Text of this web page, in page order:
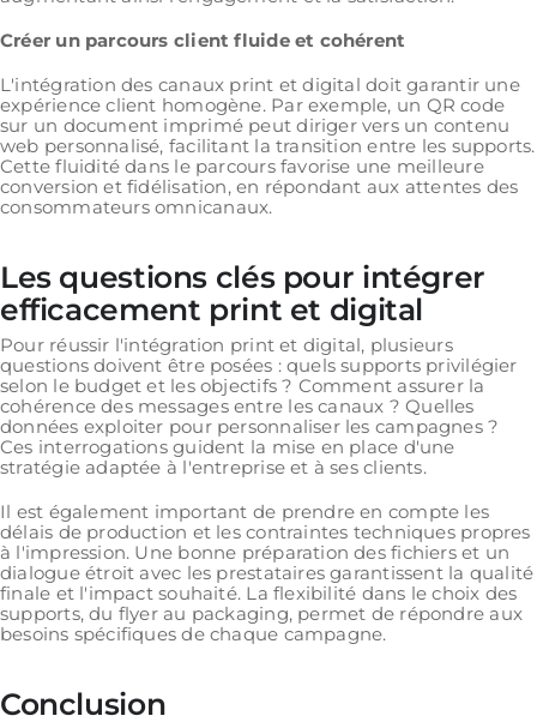
Créer un parcours client fluide et cohérent
L'intégration des canaux print et digital doit garantir une
expérience client homogène. Par exemple, un QR code
sur un document imprimé peut diriger vers un contenu
web personnalisé, facilitant la transition entre les supports.
Cette fluidité dans le parcours favorise une meilleure
conversion et fidélisation, en répondant aux attentes des
consommateurs omnicanaux.
Les questions clés pour intégrer
efficacement print et digital
Pour réussir l'intégration print et digital, plusieurs
questions doivent être posées : quels supports privilégier
selon le budget et les objectifs ? Comment assurer la
cohérence des messages entre les canaux ? Quelles
données exploiter pour personnaliser les campagnes ?
Ces interrogations guident la mise en place d'une
stratégie adaptée à l'entreprise et à ses clients.
Il est également important de prendre en compte les
délais de production et les contraintes techniques propres
à l'impression. Une bonne préparation des fichiers et un
dialogue étroit avec les prestataires garantissent la qualité
finale et l'impact souhaité. La flexibilité dans le choix des
supports, du flyer au packaging, permet de répondre aux
besoins spécifiques de chaque campagne.
Conclusion